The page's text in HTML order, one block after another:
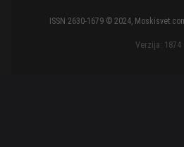
ISSN 2630-1679 © 2024,
Verzija: 1874